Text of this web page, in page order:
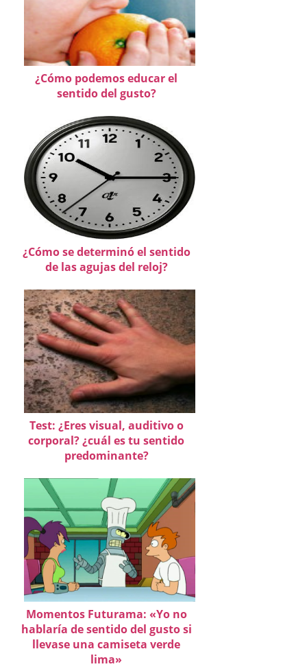
¿Cómo podemos educar el
sentido del gusto?
¿Cómo se determinó el sentido
de las agujas del reloj?
Test: ¿Eres visual, auditivo o
corporal? ¿cuál es tu sentido
predominante?
Momentos Futurama: «Yo no
hablaría de sentido del gusto si
llevase una camiseta verde
lima»